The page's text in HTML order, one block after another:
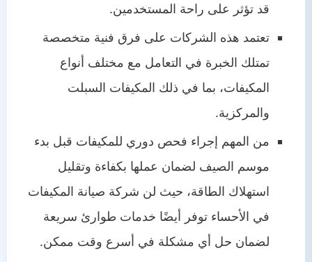
قد تؤثر على راحة المستخدمين.
تعتمد هذه الشركات على فرق فنية متخصصة
تمتلك الخبرة في التعامل مع مختلف أنواع
المكيفات، بما في ذلك المكيفات السبلت
والمركزية.
من المهم إجراء فحص دوري للمكيفات قبل بدء
موسم الصيف لضمان عملها بكفاءة وتقليل
استهلاك الطاقة، حيث لن شركة صيانة المكيفات
في الأحساء توفر أيضًا خدمات طوارئ سريعة
لضمان حل أي مشكلة في أسرع وقت ممكن.